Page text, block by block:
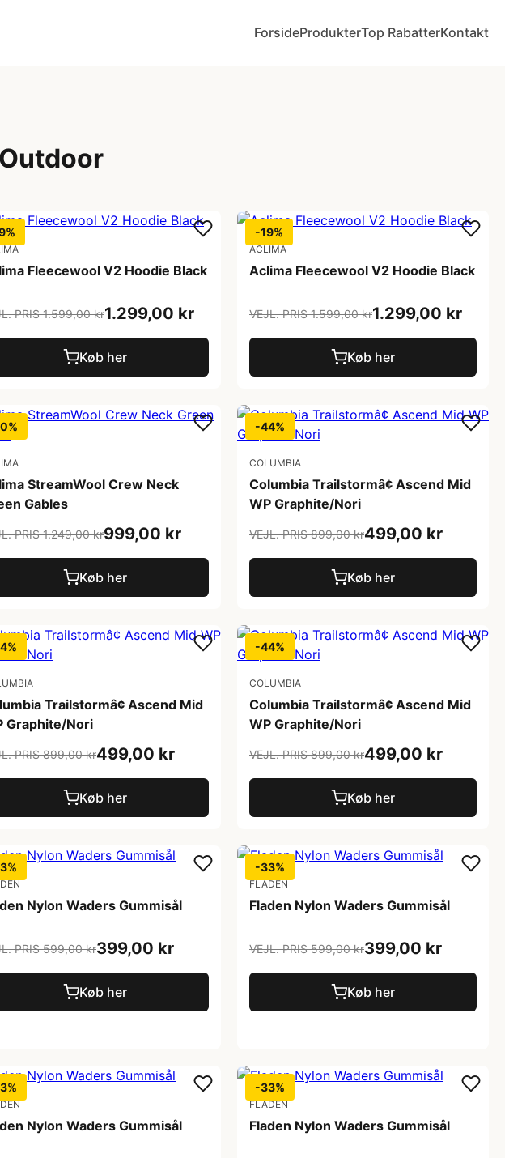
ForsideProdukterTop RabatterKontakt
Fleecewool V2 Hoodie Black
PRIS 1.599,00 kr1.299,00 kr
Køb her
-19%
ACLIMA
Aclima Fleecewool V2 Hoodie Black
VEJL. PRIS 1.599,00 kr1.299,00 kr
Køb her
StreamWool Crew Neck
Gables
PRIS 1.249,00 kr999,00 kr
Køb her
-44%
COLUMBIA
Columbia Trailstormâ¢ Ascend Mid
WP Graphite/Nori
VEJL. PRIS 899,00 kr499,00 kr
Køb her
Trailstormâ¢ Ascend Mid
Graphite/Nori
PRIS 899,00 kr499,00 kr
Køb her
-44%
COLUMBIA
Columbia Trailstormâ¢ Ascend Mid
WP Graphite/Nori
VEJL. PRIS 899,00 kr499,00 kr
Køb her
Nylon Waders Gummisål
PRIS 599,00 kr399,00 kr
Køb her
-33%
FLADEN
Fladen Nylon Waders Gummisål
VEJL. PRIS 599,00 kr399,00 kr
Køb her
Nylon Waders Gummisål
-33%
FLADEN
Fladen Nylon Waders Gummisål